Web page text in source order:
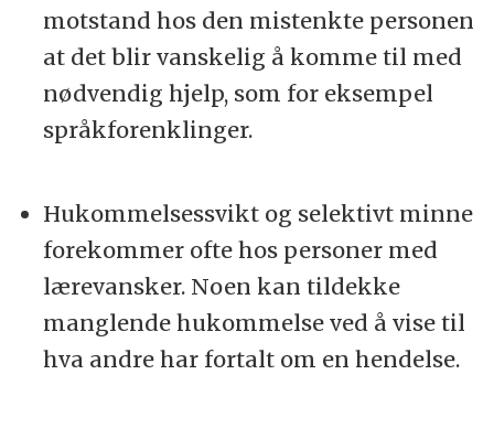
motstand hos den mistenkte personen
at det blir vanskelig å komme til med
nødvendig hjelp, som for eksempel
språkforenklinger.
Hukommelsessvikt og selektivt minne
forekommer ofte hos personer med
lærevansker. Noen kan tildekke
manglende hukommelse ved å vise til
hva andre har fortalt om en hendelse.